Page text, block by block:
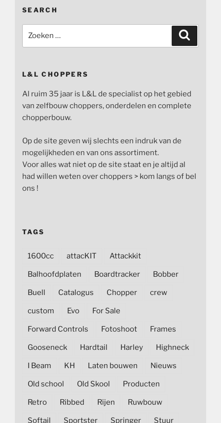
SEARCH
naar:
L&L CHOPPERS
Al ruim 35 jaar is L&L de specialist op het gebied
van zelfbouw choppers, onderdelen en complete
chopperbouw.
Op de site geven wij slechts een indruk van de
mogelijkheden en van ons assortiment.
Voor alles wat niet op de site staat en je altijd al
had willen weten over choppers > kom langs of bel
ons !
TAGS
1600cc attacKIT Attackkit
Balhoofdplaten Boardtracker Bobber
Buell Catalogus Chopper crew
custom Evo For Sale
Forward Controls Fotoshoot Frames
Gooseneck Hardtail Harley Highneck
I Beam KH Laten bouwen Nieuws
Old school Old Skool Producten
Retro Ribbed Rijen Ruwbouw
Softail Sportster Springer Stuur